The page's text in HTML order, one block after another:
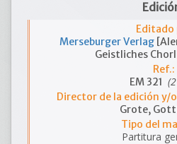
Editado
Merseburger Verlag
Geistliches
Ref.:
EM 321
Director de la edición y/
Grote,
Tipo del
Partitura